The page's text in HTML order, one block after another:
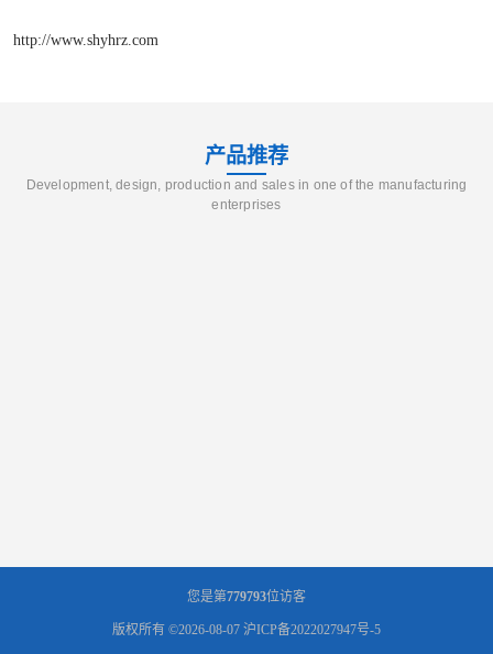
http://www.shyhrz.com
产品推荐
Development, design, production and sales in one of the manufacturing
enterprises
您是第779793位访客
版权所有 ©2026-08-07 沪ICP备2022027947号-5